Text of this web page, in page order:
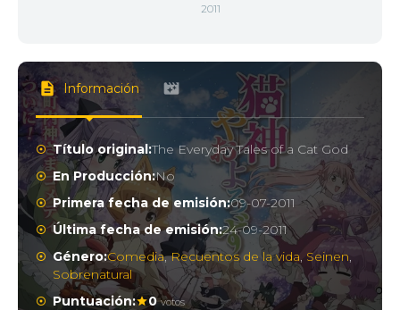
2011
Información
Título original:The Everyday Tales of a Cat God
En Producción:No
Primera fecha de emisión:09-07-2011
Última fecha de emisión:24-09-2011
Género:Comedia,Recuentos de la vida, Seinen,
Sobrenatural
Puntuación:
0 votos